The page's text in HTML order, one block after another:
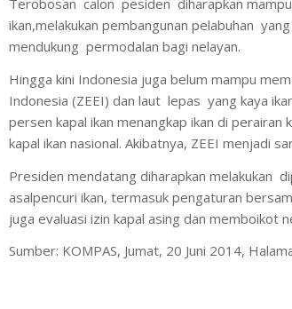
Terobosan calon pesiden diharapkan
ikan,melakukan pembangunan pelabuhan
mendukung permodalan bagi nelayan.
Hingga kini Indonesia juga belum mampu
Indonesia (ZEEI) dan laut lepas yang kaya
persen kapal ikan menangkap ikan di
kapal ikan nasional. Akibatnya, ZEEI menjadi
Presiden mendatang diharapkan melakukan
asalpencuri ikan, termasuk pengaturan
juga evaluasi izin kapal asing dan memboikot
Sumber: KOMPAS, Jumat, 20 Juni 2014,